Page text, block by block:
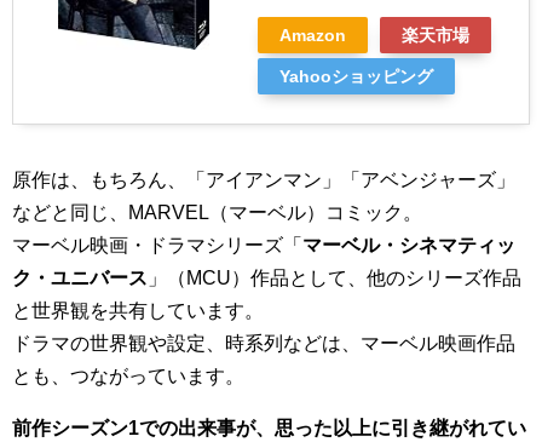
Amazon 楽天市場
Yahooショッピング
原作は、もちろん、「アイアンマン」「アベンジャーズ」
などと同じ、MARVEL（マーベル）コミック。
マーベル映画・ドラマシリーズ「 マーベル・シネマティッ
ク・ユニバース 」（MCU）作品として、他のシリーズ作品
と世界観を共有しています。
ドラマの世界観や設定、時系列などは、マーベル映画作品
とも、つながっています。
前作シーズン1での出来事が、思った以上に引き継がれてい